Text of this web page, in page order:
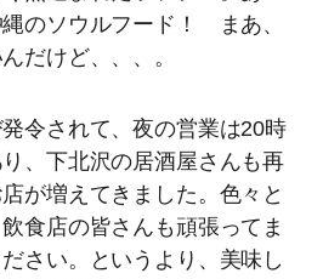
のソウルフード！ まあ、
だけど、、、。
令されて、夜の営業は20時
、下北沢の居酒屋さんも再
が増えてきました。色々と
食店の皆さんも頑張ってま
さい。というより、美味し